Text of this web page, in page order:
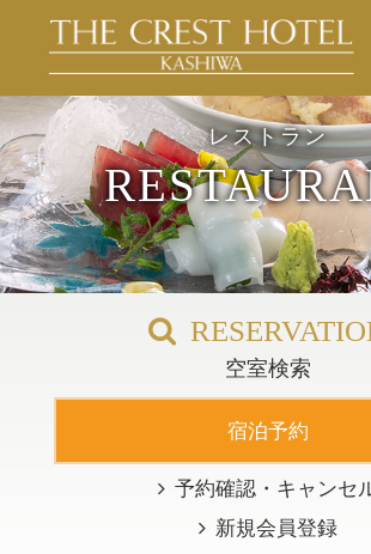
レストラン
空室検索
宿泊予約
予約確認・キャンセ
新規会員登録
日本語
宿泊予約
レストラン予約TEL